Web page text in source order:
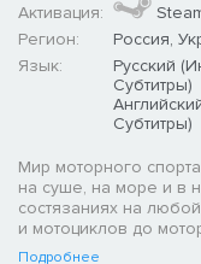
Активация:
Регион:
Россия,
Язык:
Русский
Субтитры)
Субтитры)
Мир моторного
на суше, на море и в
состязаниях на
и мотоциклов до
Подробнее